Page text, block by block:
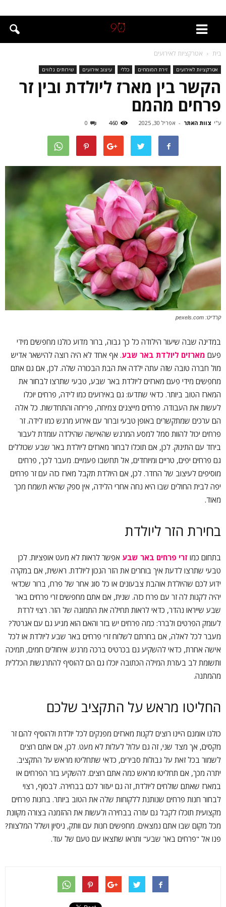
בית אטרקציות לאירועים
אטרקציות לאירועים זירת המומחים כללי עיצוב אירועים שירותים נלווים
הקשר בין מארז ליולדת ובין זר
פרחים מהמם
ע"י צוות האתר - אפריל 30, 2025 460
0
קרדיט: pexels.com
במדינה שבה שיעור הילודה כל כך גבוה, ברור מדוע כולנו מחפשים מידי
פעם מארזים ליולדת באר שבע. אף אחד לא היה רוצה להישאר אדיש
מול חברה טובה שזה עתה ילדה את הבת הבכורה שלה. לכן, אם גם אתם
מחפשים מידי פעם מארזים ליולדת באר שבע, טבעי שתרצו לבחור את
המארז הטוב ביותר. כדאי שתדעו: גם באירועים כמו לידה, פרחים יוכלו
לעשות את העבודה. פרחים מייצגים צמיחה, פריחה והתחדשות. כל אלה
הם ערכים שמתקשרים באופן טבעי וברור עם אירוע מרגש כמו לידה. זר
פרחים יכול להוות סמל למסע המרגש שהאישה שהילדה עומדת לעבור
ביחד עם התינוק. לכן, אם תוכלו לבחור מארזים ליולדת באר שבע שכוללים
גם פרחים יפים, טריים ומיוחדים, אל תחשבו פעמיים. מעבר לכך, פרחים
מוסיפים לעיצוב של החדר. לכן, אם היולדת תקבל מארז כזה עם זר פרחים
יפה לבית החולים שבו היא נחה אחרי הלידה, אין ספק שהיא תשמח מכך
מאוד.
בחירת הזר ליולדת
בתחום כמו זרי פרחים באר שבע אפשר לראות לא מעט אופציות. לכן
טבעי שתרצו לדעת איך בוחרים את הזר הנכון ליולדת. ראשית, אם במקרה
ידוע לכם שהיולדת אוהבת צבעונים או כל סוג אחר של פרח, ברור שכדאי
יהיה לקנות לה זר עם פרח כזה. שנית, אם אתם מחפשים זרי פרחים באר
שבע שייראו נהדר, כדאי לראות תחילה את התמונה של הזר. רצוי לרדת
לעומק הפרטים ולברר: כמה פרחים יש בזר והאם הוא מגיע גם עם אגרטל?
מעבר לכל לאלה, אם בחרתם לשלוח זרי פרחים באר שבע ליולדת או לכל
אישה אחרת, כדאי להשקיע גם בכרטיס ברכה מרגש. איחולים חמים, תמיכה
ותשומת לב בעזרת המילה הכתובה יוכלו גם הם להוסיף להתרגשות הכללית
מהמתנה.
החליטו מראש על התקציב שלכם
כולנו אומנם היינו רוצים לקנות מארזים מפנקים לכל יולדת ולהוסיף להם זר
מקסים, אך מצד שני, זה גם עלול לעלות לא מעט. לכן, אם אתם רוצים
לשמור בכל זאת על גבולות סבירים, כדאי שתחליטו מראש על התקציב.
יתרה מכך, אם תחליטו מראש כמה אתם רוצים. להשקיע בזר הפרחים או
במארז שאתם שולחים ליולדת, זה גם יעזור לכם בבחירה. לבסוף, רצוי
לבחור חנות פרחים שנותנת ללקוחות שלה את הטוב ביותר. בחנות פרחים
מקצועית תוכלו לקבל גם עזרה בבחירה ולעשות את ההזמנה בצורה מקוונת
מכל מקום שבו אתם נמצאים. מחפשים חנות עם וותק, ניסיון ושלל המלצות?
פנו אל "פרחים באר שבע" ותראו שתצאו עם טעם של עוד.